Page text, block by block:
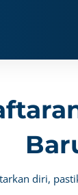
diri,